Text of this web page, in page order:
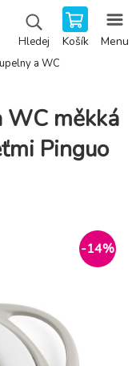
Hledej Košík Menu
a WC
WC měkká
Pinguo
-14%